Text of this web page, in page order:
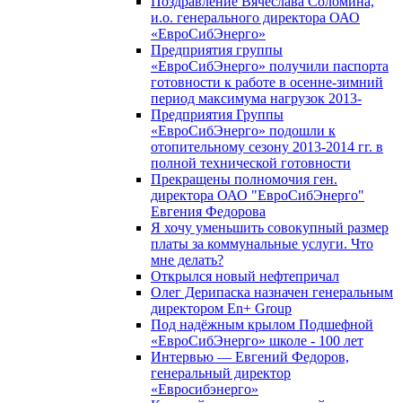
и.о. генерального директора ОАО
«ЕвроСибЭнерго»
Предприятия группы
«ЕвроСибЭнерго» получили паспорта
готовности к работе в осенне-зимний
период максимума нагрузок 2013-
Предприятия Группы
«ЕвроСибЭнерго» подошли к
отопительному сезону 2013-2014 гг. в
полной технической готовности
Прекращены полномочия ген.
директора ОАО "ЕвроСибЭнерго"
Евгения Федорова
Я хочу уменьшить совокупный размер
платы за коммунальные услуги. Что
мне делать?
Открылся новый нефтепричал
Олег Дерипаска назначен генеральным
директором En+ Group
Под надёжным крылом Подшефной
«ЕвроСибЭнерго» школе - 100 лет
Интервью — Евгений Федоров,
генеральный директор
«Евросибэнерго»